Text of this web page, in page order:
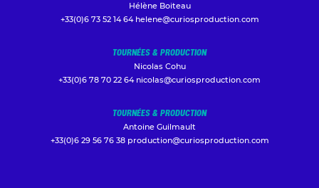
Hélène Boiteau
+33(0)6 73 52 14 64 helene@curiosproduction.com
TOURNÉES & PRODUCTION
Nicolas Cohu
+33(0)6 78 70 22 64 nicolas@curiosproduction.com
TOURNÉES & PRODUCTION
Antoine Guilmault
+33(0)6 29 56 76 38 production@curiosproduction.com